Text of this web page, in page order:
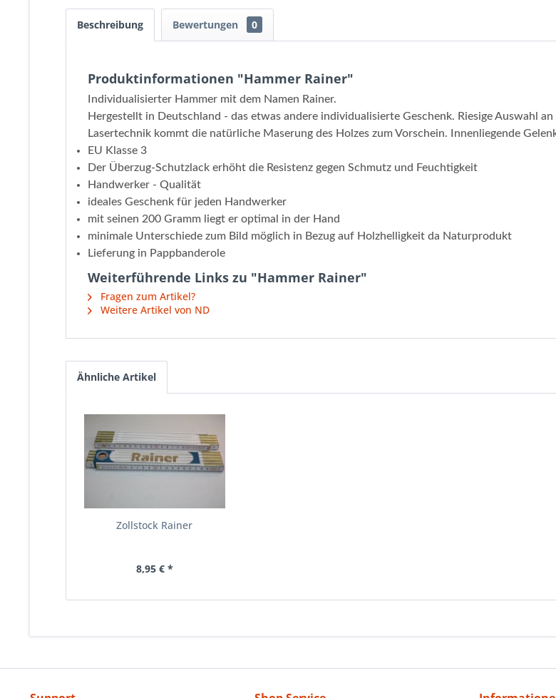
Beschreibung Bewertungen 0
Produktinformationen "Hammer Rainer"
Individualisierter Hammer mit dem Namen Rainer.
Hergestellt in Deutschland - das etwas andere individualisierte Geschenk. Riesige Auswahl
Lasertechnik kommt die natürliche Maserung des Holzes zum Vorschein. Innenliegende
EU Klasse 3
Der Überzug-Schutzlack erhöht die Resistenz gegen Schmutz und Feuchtigkeit
Handwerker - Qualität
ideales Geschenk für jeden Handwerker
mit seinen 200 Gramm liegt er optimal in der Hand
minimale Unterschiede zum Bild möglich in Bezug auf Holzhelligkeit da Naturprodukt
Lieferung in Pappbanderole
Weiterführende Links zu "Hammer Rainer"
Fragen zum Artikel?
Weitere Artikel von ND
Ähnliche Artikel
Zollstock Rainer
8,95 € *